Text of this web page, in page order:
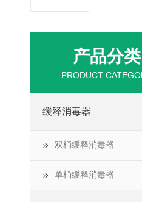
产品分类
PRODUCT
缓释消毒器
双桶缓释消毒器
单桶缓释消毒器